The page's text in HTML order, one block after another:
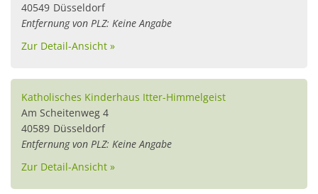
40549 Düsseldorf
Entfernung von PLZ: Keine Angabe
Zur Detail-Ansicht »
Katholisches Kinderhaus Itter-Himmelgeist
Am Scheitenweg 4
40589 Düsseldorf
Entfernung von PLZ: Keine Angabe
Zur Detail-Ansicht »